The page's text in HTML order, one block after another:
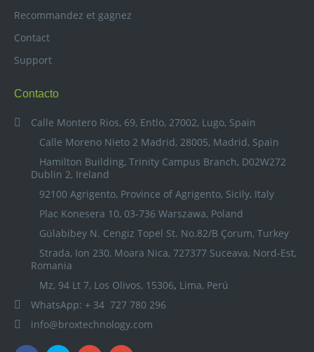
Recommandez et gagnez
Contact
Support
Contacto
Calle Montero Rios, 69, Entlo, 27002, Lugo, Spain
Calle Moreno Nieto 2 Madrid, 28005, Madrid, Spain
Hamilton Building, Trinity Campus Branch, D02W272
Dublin 2, Ireland
92100 Agrigento, Province of Agrigento, Sicily, Italy
Plac Konesera 10, 03-736 Warszawa, Poland
Gülabibey N. Cengiz Topel St. No.82/B Çorum, Turkey
Strada, Ion 230, Moara Nica, 727377 Suceava, Nord-Est,
Romania
Mz, 94 Lt 7, Los Olivos, 15306, Lima, Perú
WhatsApp: + 34 727 780 296
info@broxtechnology.com